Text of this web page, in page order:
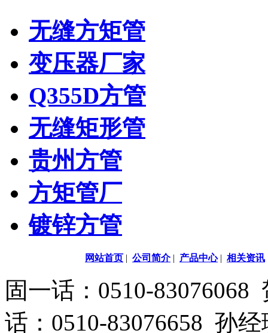
无缝方矩管
变压器厂家
Q355D方管
无缝矩形管
贵州方管
方矩管厂
镀锌方管
网站首页 | 公司简介| 产品中心| 相关资讯
固一话：0510-
话：0510-83076658 孙